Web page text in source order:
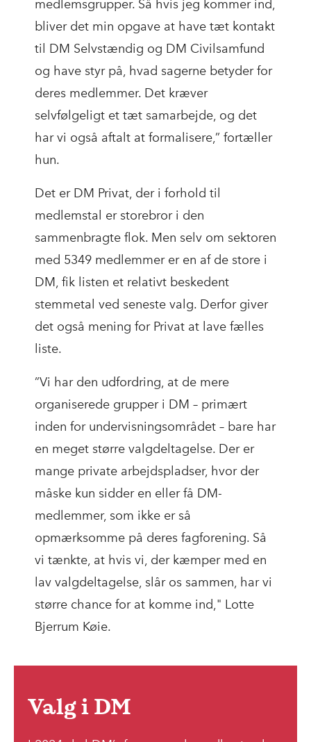
medlemsgrupper. Så hvis jeg kommer ind,
bliver det min opgave at have tæt kontakt
til DM Selvstændig og DM Civilsamfund
og have styr på, hvad sagerne betyder for
deres medlemmer. Det kræver
selvfølgeligt et tæt samarbejde, og det
har vi også aftalt at formalisere,” fortæller
hun.
Det er DM Privat, der i forhold til
medlemstal er storebror i den
sammenbragte flok. Men selv om sektoren
med 5349 medlemmer er en af de store i
DM, fik listen et relativt beskedent
stemmetal ved seneste valg. Derfor giver
det også mening for Privat at lave fælles
liste.
”Vi har den udfordring, at de mere
organiserede grupper i DM – primært
inden for undervisningsområdet – bare har
en meget større valgdeltagelse. Der er
mange private arbejdspladser, hvor der
måske kun sidder en eller få DM-
medlemmer, som ikke er så
opmærksomme på deres fagforening. Så
vi tænkte, at hvis vi, der kæmper med en
lav valgdeltagelse, slår os sammen, har vi
større chance for at komme ind," Lotte
Bjerrum Køie.
Valg i DM